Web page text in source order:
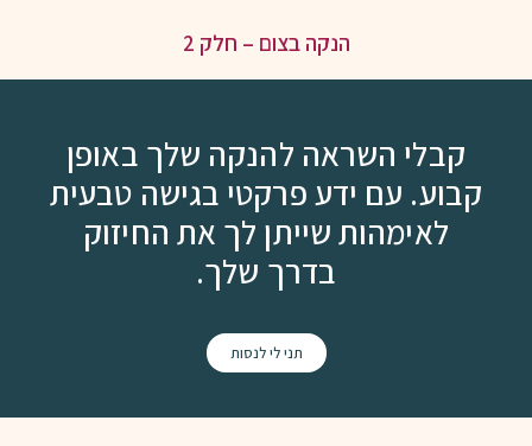
הנקה בצום – חלק 2
קבלי השראה להנקה שלך באופן
קבוע. עם ידע פרקטי בגישה טבעית
לאימהות שייתן לך את החיזוק
בדרך שלך.
תני לי לנסות